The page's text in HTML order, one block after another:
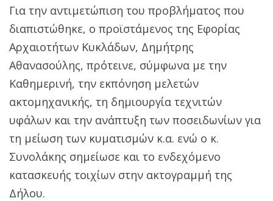
Για την αντιμετώπιση του προβλήματος που
διαπιστώθηκε, ο προϊστάμενος της Εφορίας
Αρχαιοτήτων Κυκλάδων, Δημήτρης
Αθανασούλης, πρότεινε, σύμφωνα με την
Καθημερινή, την εκπόνηση μελετών
ακτομηχανικής, τη δημιουργία τεχνιτών
υφάλων και την ανάπτυξη των ποσειδωνίων για
τη μείωση των κυματισμών κ.α. ενώ ο κ.
Συνολάκης σημείωσε και το ενδεχόμενο
κατασκευής τοιχίων στην ακτογραμμή της
Δήλου.